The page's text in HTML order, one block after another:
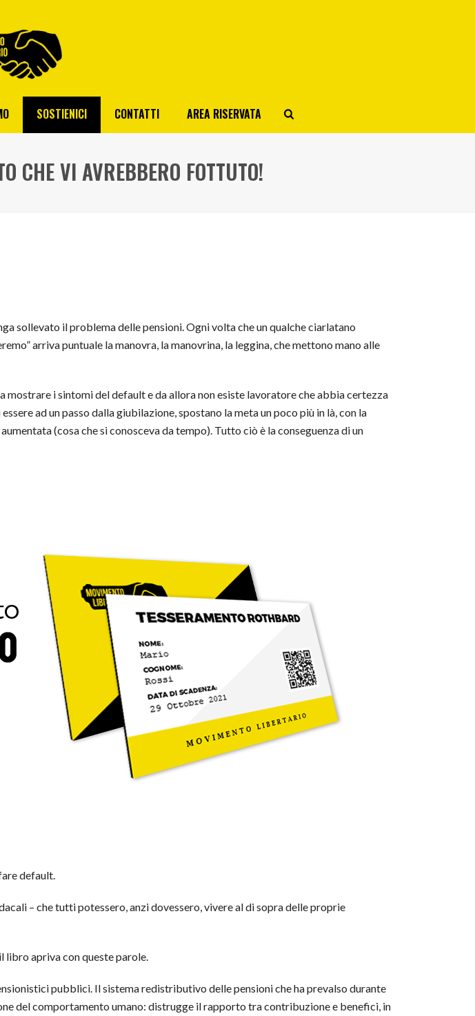
SOSTIENICI CONTATTI AREA RISERVATA
CHE VI AVREBBERO FOTTUTO!
sollevato il problema delle pensioni. Ogni volta che un qualche ciarlatano
arriva puntuale la manovra, la manovrina, la leggina, che mettono mano alle
mostrare i sintomi del default e da allora non esiste lavoratore che abbia certezza
ad un passo dalla giubilazione, spostano la meta un poco più in là, con la
(cosa che si conosceva da tempo). Tutto ciò è la conseguenza di un
default.
– che tutti potessero, anzi dovessero, vivere al di sopra delle proprie
libro apriva con queste parole.
pubblici. Il sistema redistributivo delle pensioni che ha prevalso durante
del comportamento umano: distrugge il rapporto tra contribuzione e benefici, in